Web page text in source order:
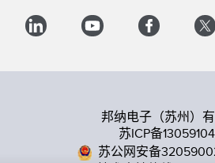
邦纳电子（苏州）
苏ICP备
苏公网安备